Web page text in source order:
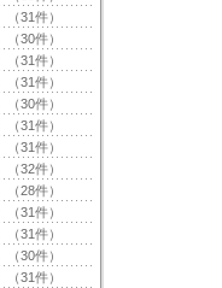
（31件）
（30件）
（31件）
（31件）
（30件）
（31件）
（31件）
（32件）
（28件）
（31件）
（31件）
（30件）
（31件）